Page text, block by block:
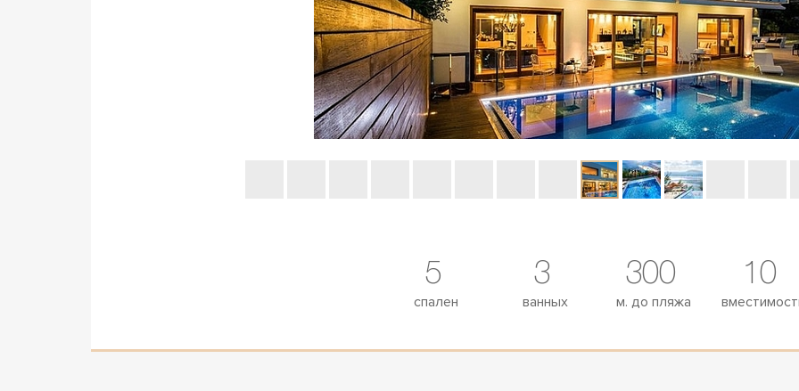
5
спален
3
ванных
300
м. до пляжа
10